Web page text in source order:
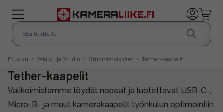
Etusivu / Valaisu ja Studio / Studiotarvikkeet / Tether-kaapelit
Tether-kaapelit
Valikoimistamme löydät nopeat ja luotettavat USB-C-,
Micro-B- ja muut kamerakaapelit työnkulun optimointiin.